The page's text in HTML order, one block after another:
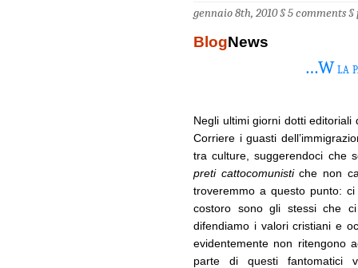
gennaio 8th, 2010 §5 comments§
BlogNews
…Wla
Negli ultimi giorni dotti editoriali
Corriere i guasti
tra culture, suggerendoci che
preti cattocomunistiche non
troveremmo a questo punto:
costoro sono gli stessi che
difendiamo i valori cristiani e
evidentemente non ritengono
parte di questi fantomatici